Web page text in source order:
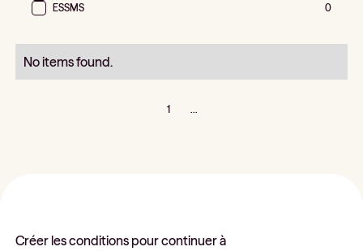
ESSMS
0
No items found.
1 ...
Créer les conditions pour continuer à